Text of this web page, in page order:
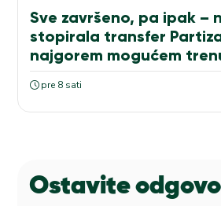
Sve završeno, pa ipak –
stopirala transfer
najgorem mogućem
pre 8 sati
Ostavite